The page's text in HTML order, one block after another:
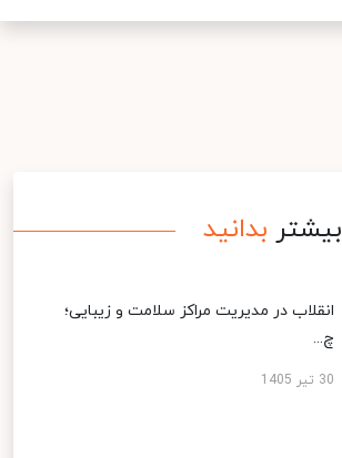
بیشتر بدانید
انقلاب در مدیریت مراکز سلامت و زیبایی؛
چ...
30 تیر 1405